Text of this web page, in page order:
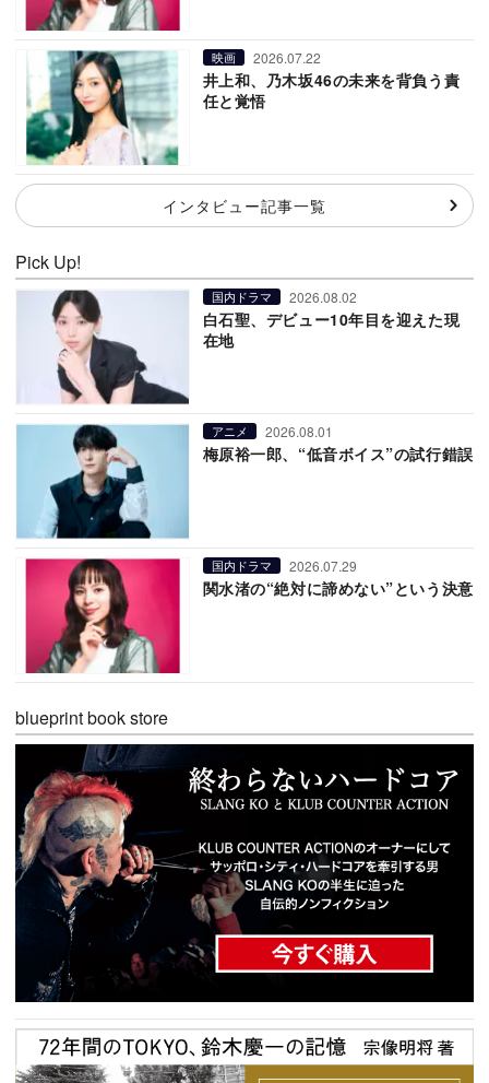
映画 2026.07.22
井上和、乃木坂46の未来を背負う責
任と覚悟
インタビュー記事一覧
Pick Up!
国内ドラマ 2026.08.02
白石聖、デビュー10年目を迎えた現
在地
アニメ 2026.08.01
梅原裕一郎、“低音ボイス”の試行錯誤
国内ドラマ 2026.07.29
関水渚の“絶対に諦めない”という決意
blueprint book store